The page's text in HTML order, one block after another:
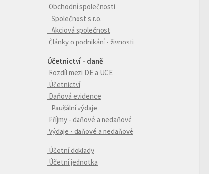
Obchodní společnosti
Společnost s r.o.
Akciová společnost
Články o podnikání - živnosti
Účetnictví - daně
Rozdíl mezi DE a UCE
Účetnictví
Daňová evidence
Paušální výdaje
Příjmy - daňové a nedaňové
Výdaje - daňové a nedaňové
Účetní doklady
Účetní jednotka